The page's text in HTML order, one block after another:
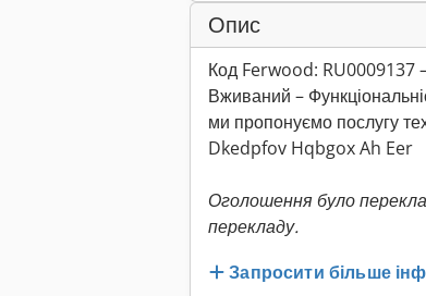
Опис
Код Ferwood: RU0009137
Вживаний –
ми пропонуємо послугу
Dkedpfov Hqbgox Ah Eer
Оголошення було
перекладу.
Запросити більше